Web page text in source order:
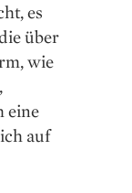
es
über
wie
eine
auf